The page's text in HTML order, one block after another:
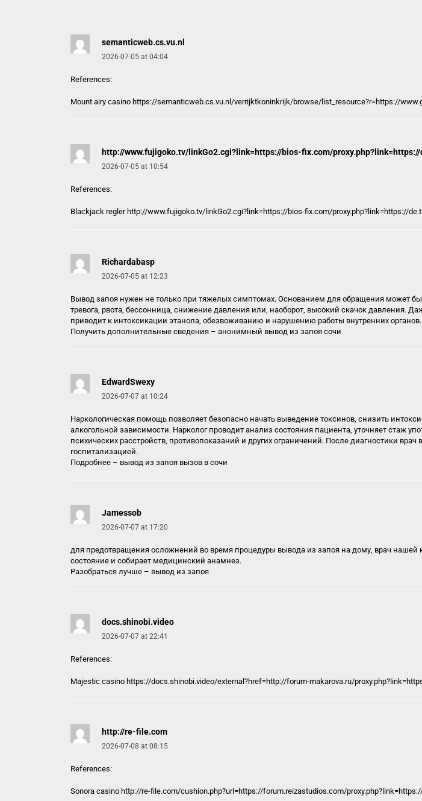
semanticweb.cs.vu.nl
2026-07-05 at 04:04
References:
Mount airy casino https://semanticweb.cs.vu.nl /verrijktkoninkrijk/browse/list_resource?r=https://
http://www.fujigoko.tv/linkGo2.cgi?link=https://bios-fix.com/
2026-07-05 at 10:54
References:
Blackjack regler http://www.fujigoko.tv/linkGo2.cgi?link=https://bios-fix.com/proxy.php?link=https://
Richardabasp
2026-07-05 at 12:23
Вывод запоя нужен не только при тяжелых симптомах. Основанием для обращения может
тревога, рвота, бессонница, снижение давления или, наоборот, высокий скачок давления.
приводит к интоксикации этанола, обезвоживанию и нарушению работы внутренних органов.
Получить дополнительные сведения – анонимный вывод из запоя сочи
EdwardSwexy
2026-07-07 at 10:24
Наркологическая помощь позволяет безопасно начать выведение токсинов, снизить
алкогольной зависимости. Нарколог проводит анализ состояния пациента, уточняет стаж
психических расстройств, противопоказаний и других ограничений. После диагностики
госпитализацией.
Подробнее – вывод из запоя вызов в сочи
Jamessob
2026-07-07 at 17:20
для предотвращения осложнений во время процедуры вывода из запоя на дому, врач
состояние и собирает медицинский анамнез.
Разобраться лучше – вывод из запоя
docs.shinobi.video
2026-07-07 at 22:41
References:
Majestic casino https://docs.shinobi.video/external?href=http://forum-makarova.ru/
http://re-file.com
2026-07-08 at 08:15
References:
Sonora casino http://re-file.com/cushion.php?url=https://forum.reizastudios.com/